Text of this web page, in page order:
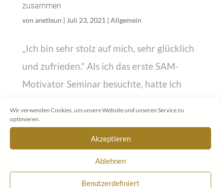
Wir verwenden Cookies, um unsere Website und unseren Service zu
optimieren.
Akzeptieren
Ablehnen
Benutzerdefiniert
zusammen
von anetleun | Juli 23, 2021 | Allgemein
„Ich bin sehr stolz auf mich, sehr glücklich
und zufrieden.“ Als ich das erste SAM-
Motivator Seminar besuchte, hatte ich
aus einer neuen Perspektive, der
seelischen-geistigen, zu betrachten. Alles